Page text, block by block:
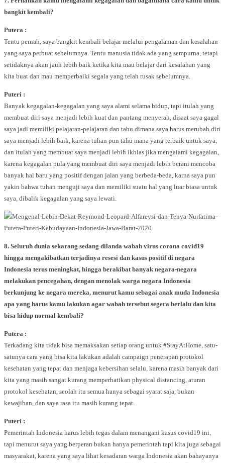
bangkit kembali?
Putera :
Tentu pernah, saya bangkit kembali belajar melalui pengalaman dan kesalahan
yang saya perbuat sebelumnya. Tentu manusia tidak ada yang sempurna, tetapi
setidaknya akan jauh lebih baik ketika kita mau belajar dari kesalahan yang
kita buat dan mau memperbaiki segala yang telah rusak sebelumnya.
Puteri :
Banyak kegagalan-kegagalan yang saya alami selama hidup, tapi itulah yang
membuat diri saya menjadi lebih kuat dan pantang menyerah, disaat saya gagal
saya jadi memiliki pelajaran-pelajaran dan tahu dimana saya harus merubah diri
saya menjadi lebih baik, karena tuhan pun tahu mana yang terbaik untuk saya,
dan itulah yang membuat saya menjadi lebih ikhlas jika mengalami kegagalan,
karena kegagalan pula yang membuat diri saya menjadi lebih berani mencoba
banyak hal baru yang positif dengan jalan yang berbeda-beda, karna saya pun
yakin bahwa tuhan menguji saya dan memiliki suatu hal yang luar biasa untuk
saya, dibalik kegagalan yang saya lewati.
8. Seluruh dunia sekarang sedang dilanda wabah virus corona covid19
hingga mengakibatkan terjadinya resesi dan kasus positif di negara
Indonesia terus meningkat, hingga berakibat banyak negara-negara
melakukan pencegahan, dengan menolak warga negara Indonesia
berkunjung ke negara mereka, menurut kamu sebagai anak muda Indonesia
apa yang harus kamu lakukan agar wabah tersebut segera berlalu dan kita
bisa hidup normal kembali?
Putera :
Terkadang kita tidak bisa memaksakan setiap orang untuk #StayAtHome, satu-
satunya cara yang bisa kita lakukan adalah campaign penerapan protokol
kesehatan yang tepat dan menjaga kebersihan selalu, karena masih banyak dari
kita yang masih sangat kurang memperhatikan physical distancing, aturan
protokol kesehatan, seolah itu semua hanya sebagai syarat saja, bukan
kewajiban, dan saya rasa itu masih kurang tepat.
Puteri :
Pemerintah Indonesia harus lebih tegas dalam menangani kasus covid19 ini,
tapi menurut saya yang berperan bukan hanya pemerintah tapi kita juga sebagai
masyarakat, karena yang saya lihat kesadaran warga Indonesia akan bahayanya